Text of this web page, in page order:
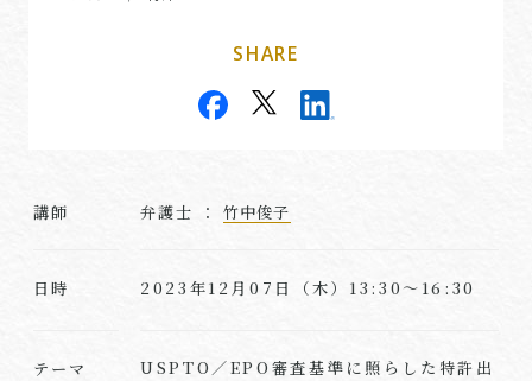
SHARE
講師 弁護士 ： 竹中俊子
日時 2023年12月07日（木）13:30～16:30
テーマ
USPTO／EPO審査基準に照らした特許出